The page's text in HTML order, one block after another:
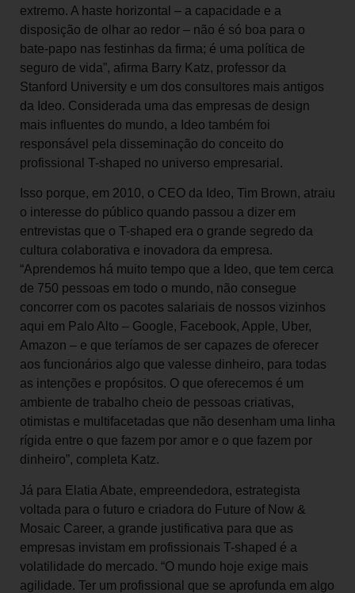
extremo. A haste horizontal – a capacidade e a
disposição de olhar ao redor – não é só boa para o
bate-papo nas festinhas da firma; é uma política de
seguro de vida”, afirma Barry Katz, professor da
Stanford University e um dos consultores mais antigos
da Ideo. Considerada uma das empresas de design
mais influentes do mundo, a Ideo também foi
responsável pela disseminação do conceito do
profissional T-shaped no universo empresarial.
Isso porque, em 2010, o CEO da Ideo, Tim Brown, atraiu
o interesse do público quando passou a dizer em
entrevistas que o T-shaped era o grande segredo da
cultura colaborativa e inovadora da empresa.
“Aprendemos há muito tempo que a Ideo, que tem cerca
de 750 pessoas em todo o mundo, não consegue
concorrer com os pacotes salariais de nossos vizinhos
aqui em Palo Alto – Google, Facebook, Apple, Uber,
Amazon – e que teríamos de ser capazes de oferecer
aos funcionários algo que valesse dinheiro, para todas
as intenções e propósitos. O que oferecemos é um
ambiente de trabalho cheio de pessoas criativas,
otimistas e multifacetadas que não desenham uma linha
rígida entre o que fazem por amor e o que fazem por
dinheiro”, completa Katz.
Já para Elatia Abate, empreendedora, estrategista
voltada para o futuro e criadora do Future of Now &
Mosaic Career, a grande justificativa para que as
empresas invistam em profissionais T-shaped é a
volatilidade do mercado. “O mundo hoje exige mais
agilidade. Ter um profissional que se aprofunda em algo